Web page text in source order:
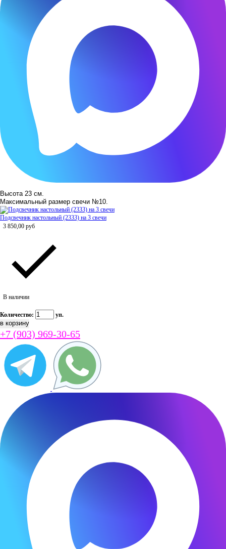
Высота 23 см.
Максимальный размер свечи №10.
Подсвечник настольный (2333) на 3 свечи
3 850,00 руб
В наличии
Количество: уп.
+7 (903) 969-30-65